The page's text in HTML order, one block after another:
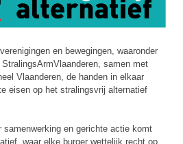
en bewegingen, waaronder
samen met
Vlaanderen, de handen in elkaar
eisen op het stralingsvrij alternatief
samenwerking en gerichte actie komt
waar elke burger wettelijk recht op